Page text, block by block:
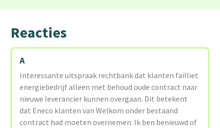
Reacties
A
Interessante uitspraak rechtbank dat klanten failliet
energiebedrijf alleen met behoud oude contract naar
nieuwe leverancier kunnen overgaan. Dit betekent
dat Eneco klanten van Welkom onder bestaand
contract had moeten overnemen. Ik ben benieuwd of